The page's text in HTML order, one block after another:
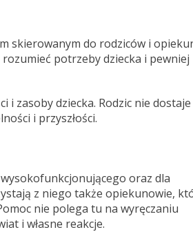
skierowanym do rodziców i
potrzeby dziecka i pewniej
zasoby dziecka. Rodzic nie dostaje
i przyszłości.
oraz dla
z niego także opiekunowie,
nie polega tu na wyręczaniu
i własne reakcje.